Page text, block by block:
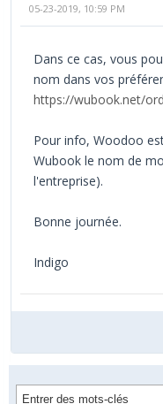
05-23-2019, 10:59 PM
Dans ce cas, vous
nom dans vos
https://wubook.net/
Pour info, Woodoo
Wubook le nom de
l'entreprise).
Bonne journée.
Indigo